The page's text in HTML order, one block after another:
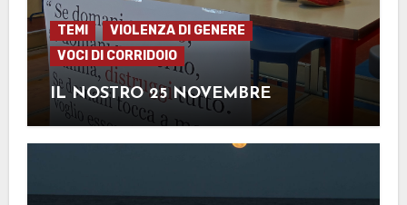
TEMI
VIOLENZA DI GENERE
VOCI DI CORRIDOIO
IL NOSTRO 25 NOVEMBRE